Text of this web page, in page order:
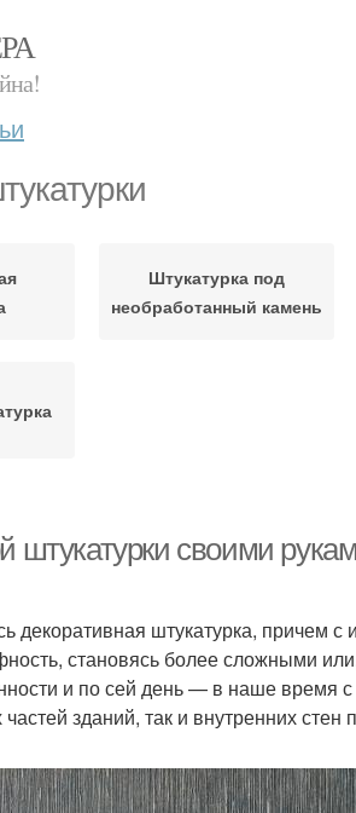
Штукатурка под
необработанный камень
штукатурки своими
штукатурка, причем с
становясь более сложными
и по сей день — в наше время
зданий, так и внутренних